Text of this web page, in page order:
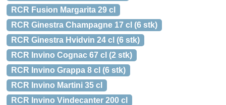
RCR Fusion Margarita 29 cl
RCR Ginestra Champagne 17 cl (6 stk)
RCR Ginestra Hvidvin 24 cl (6 stk)
RCR Invino Cognac 67 cl (2 stk)
RCR Invino Grappa 8 cl (6 stk)
RCR Invino Martini 35 cl
RCR Invino Vindecanter 200 cl